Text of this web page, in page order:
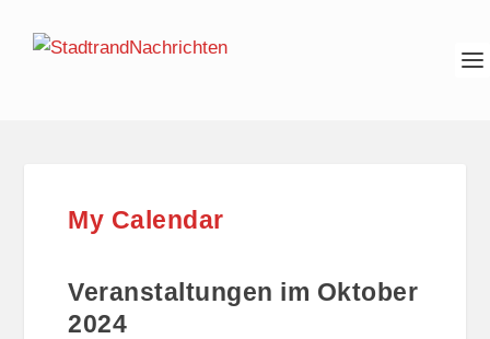
My Calendar
Veranstaltungen im Oktober
2024